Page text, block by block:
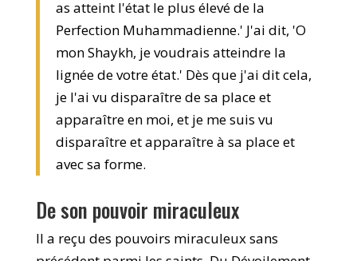
as atteint l'état le plus élevé de la
Perfection Muhammadienne.' J'ai dit, 'O
mon Shaykh, je voudrais atteindre la
lignée de votre état.' Dès que j'ai dit cela,
je l'ai vu disparaître de sa place et
apparaître en moi, et je me suis vu
disparaître et apparaître à sa place et
avec sa forme.
De son pouvoir miraculeux
Il a reçu des pouvoirs miraculeux sans